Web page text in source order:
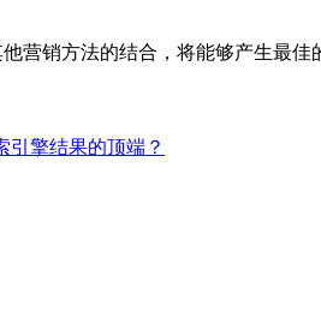
营销方法的结合，将能够产生最
引擎结果的顶端？